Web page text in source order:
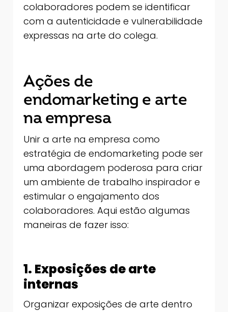
colaboradores podem se identificar
com a autenticidade e vulnerabilidade
expressas na arte do colega.
Ações de
endomarketing e arte
na empresa
Unir a arte na empresa como
estratégia de endomarketing pode ser
uma abordagem poderosa para criar
um ambiente de trabalho inspirador e
estimular o engajamento dos
colaboradores. Aqui estão algumas
maneiras de fazer isso:
1. Exposições de arte
internas
Organizar exposições de arte dentro